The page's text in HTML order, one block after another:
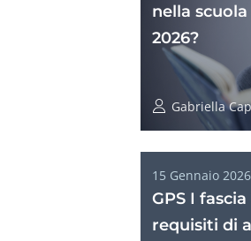
nella
2026?
Gabriella
15 Gennaio 2026
GPS I
requisiti di